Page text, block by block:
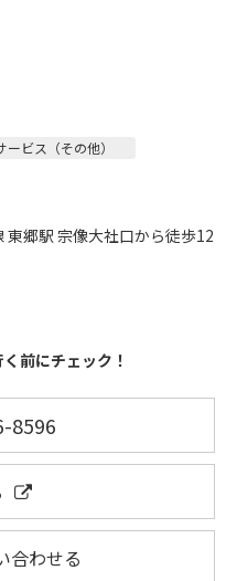
ービス（その他）
東郷駅 宗像大社口から徒歩12
前にチェック！
8596
合わせる